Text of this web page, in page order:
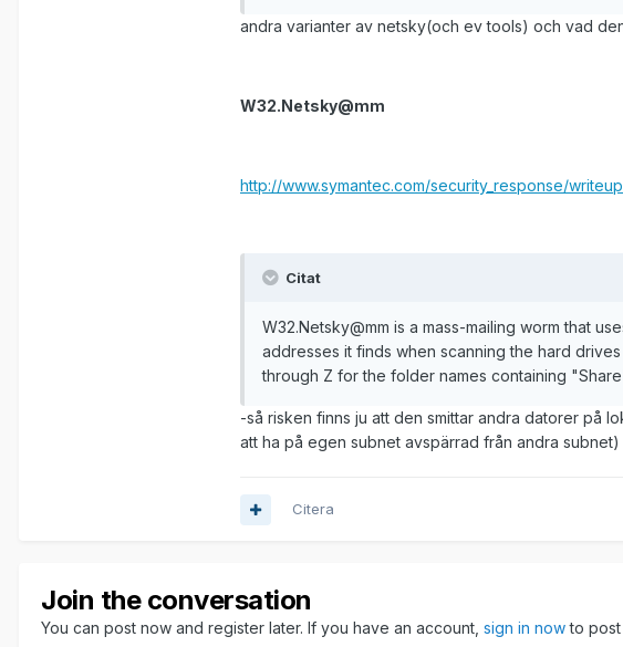
andra varianter av netsky(och ev tools) och vad
W32.Netsky@mm
http://www.symantec.com/security_response/
Citat
W32.Netsky@mm is a mass-mailing worm that
addresses it finds when scanning the hard
through Z for the folder names containing
-så risken finns ju att den smittar andra datorer på
att ha på egen subnet avspärrad från andra subnet)
Citera
Join the conversation
You can post now and register later. If you have an account, sign in nowto post